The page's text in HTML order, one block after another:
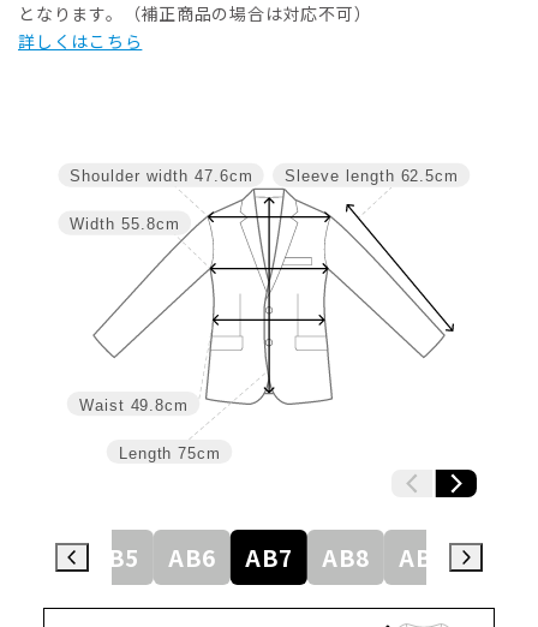
となります。（補正商品の場合は対応不可）
詳しくはこちら
Sleeve length 62.5cm
Length 75cm
Waist 49.8cm
Width 55.8cm
Shoulder width 47.6cm
AB5 AB6 AB7 AB8 AB9